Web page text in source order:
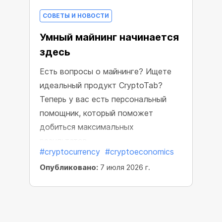
СОВЕТЫ И НОВОСТИ
Умный майнинг начинается
здесь
Есть вопросы о майнинге? Ищете
идеальный продукт CryptoTab?
Теперь у вас есть персональный
помощник, который поможет
добиться максимальных
#cryptocurrency #cryptoeconomics
Опубликовано: 7 июля 2026 г.